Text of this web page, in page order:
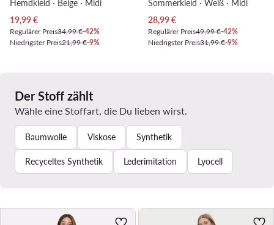
Hemdkleid · Beige · Midi
Aktueller Preis
19,99€
Regulärer Preis34,99 €-42%
Niedrigster Preis21,99 €-9%
Sommerkleid · Weiß · Midi
Aktueller Preis
28,99€
Regulärer Preis49,99 €-42%
Niedrigster Preis31,99 €-9%
Der Stoff zählt
Wähle eine Stoffart, die Du lieben wirst.
Baumwolle Viskose Synthetik
Recyceltes Synthetik Lederimitation Lyocell